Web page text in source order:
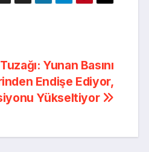
Yunan Basını
Endişe Ediyor,
Yükseltiyor